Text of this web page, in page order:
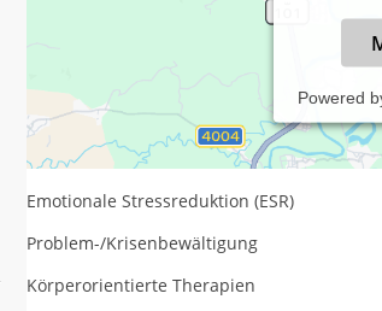
Powered
Therapeutische Arbeit:
Emotionale Stressreduktion (ESR)
Problem-/Krisenbewältigung
Körperorientierte Therapien